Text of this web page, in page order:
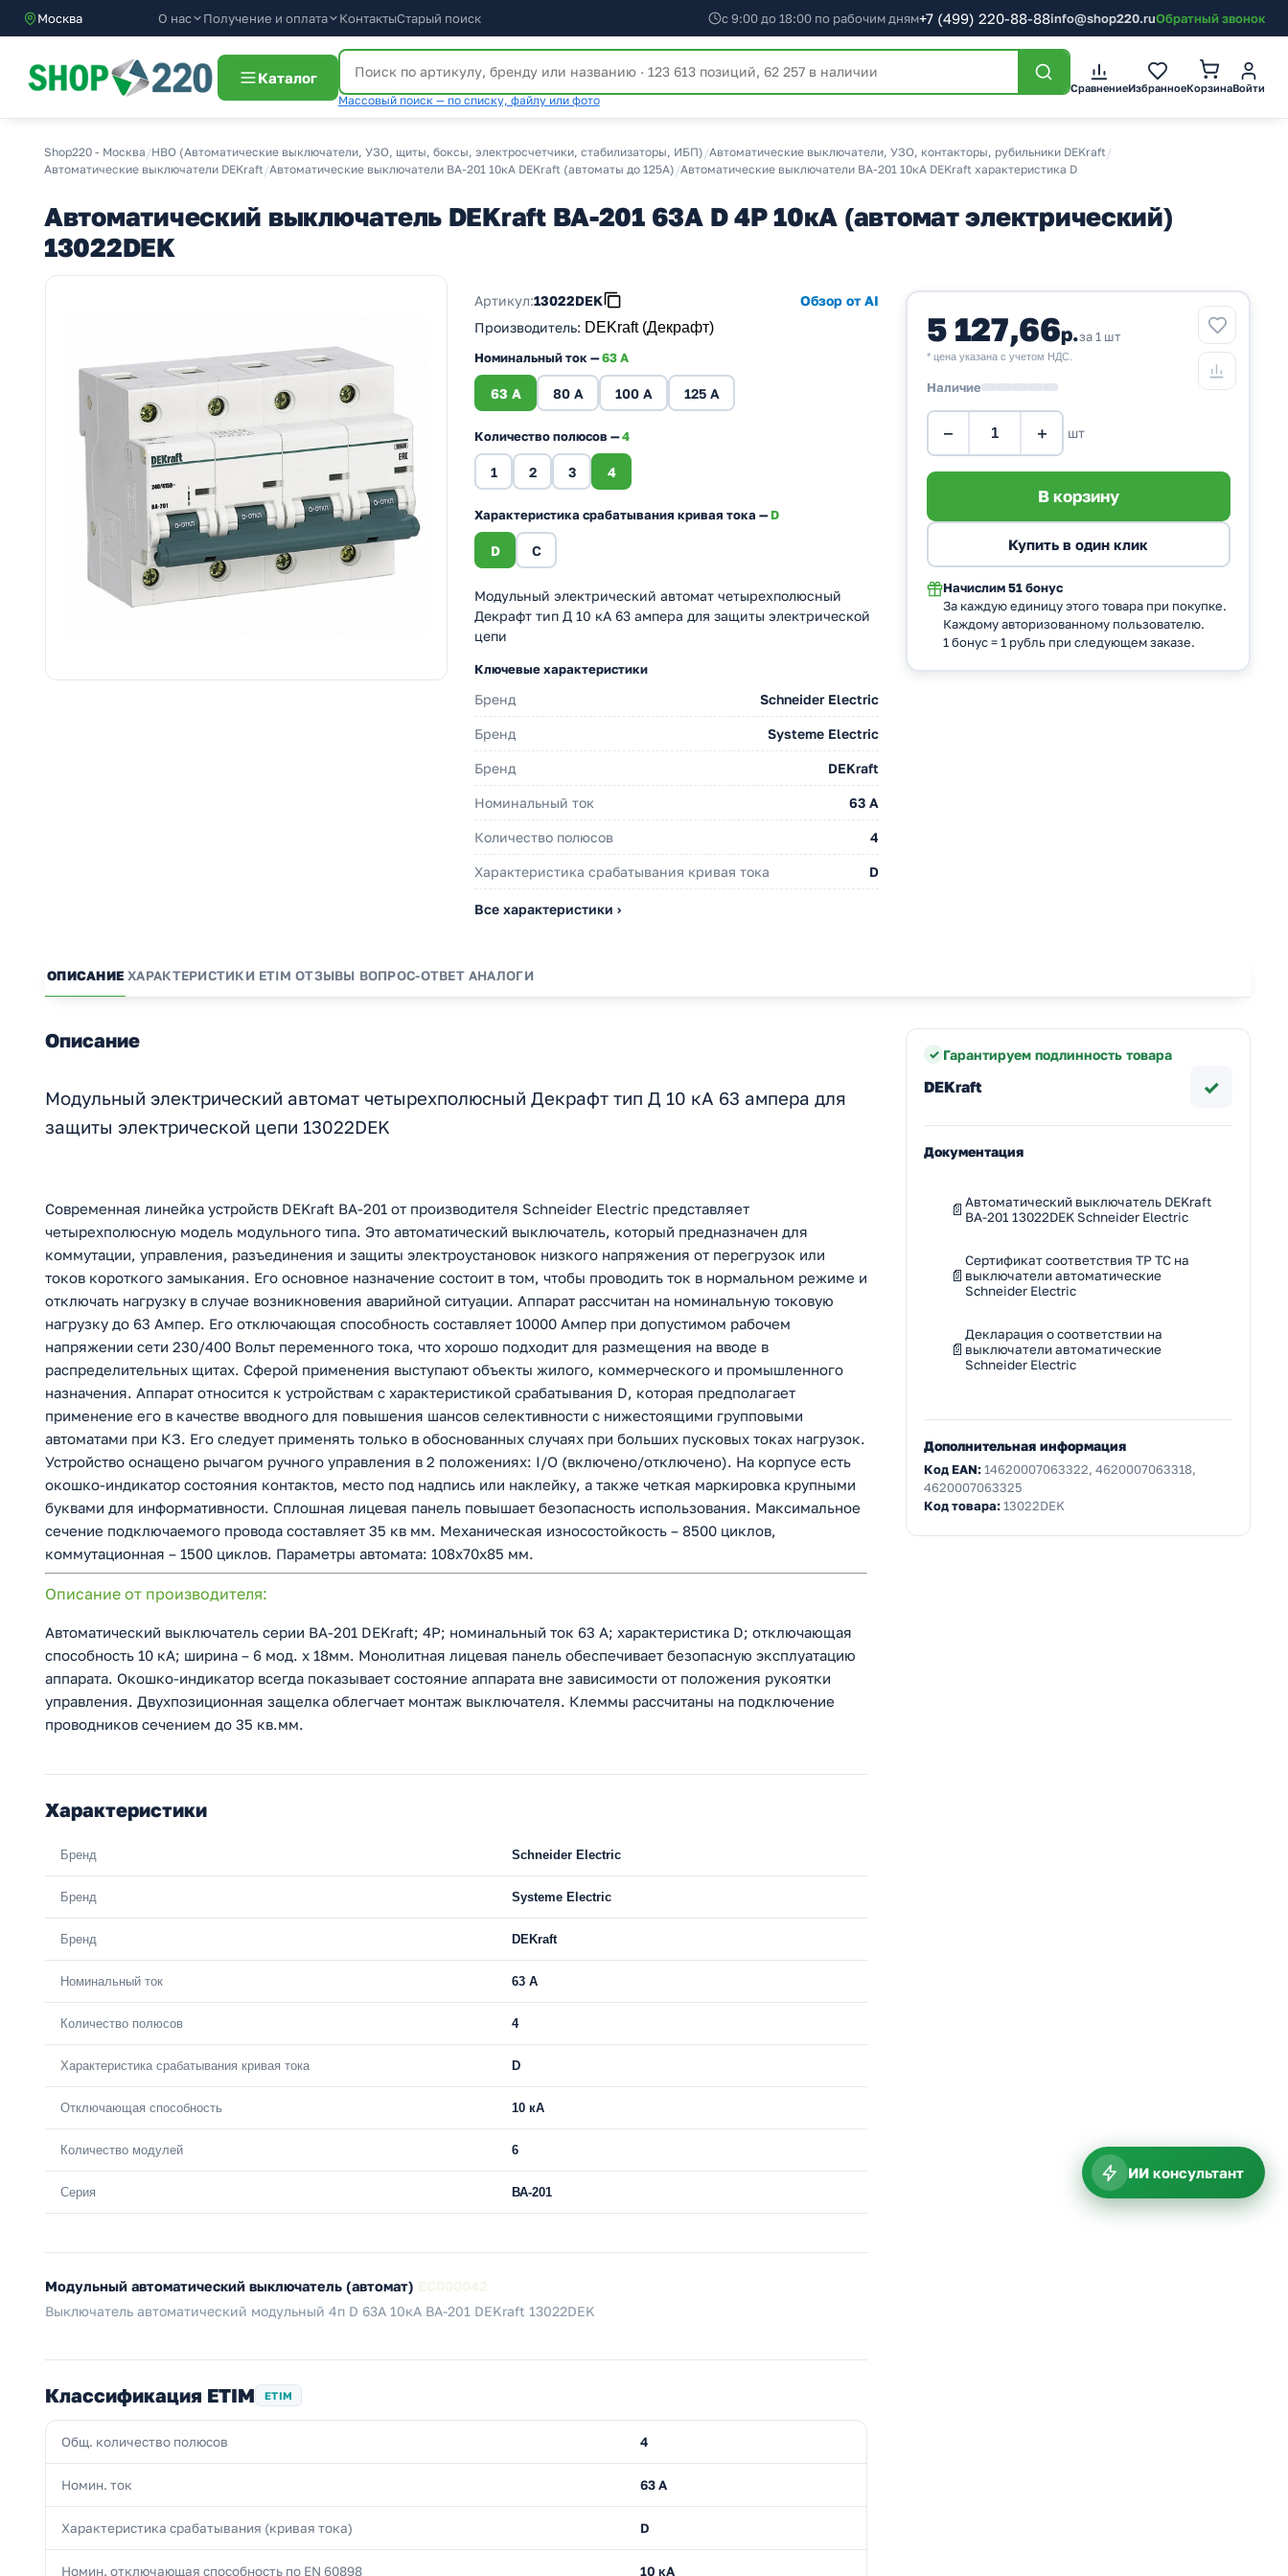
Москва О нас Получение и оплата КонтактыСтарый поиск с 9:00 до 18:00 по рабочим дням+7 (499) 220-88-88info@shop220.ruОбратный звонок
Каталог
Массовый поиск — по списку, файлу или фото
СравнениеИзбранноеКорзинаВойти
Shop220 - Москва /НВО (Автоматические выключатели, УЗО, щиты, боксы, электросчетчики, стабилизаторы, ИБП) /Автоматические выключатели, УЗО, контакторы, рубильники DEKraft/
Автоматические выключатели DEKraft/Автоматические выключатели ВА-201 10кА DEKraft (автоматы до 125А) /Автоматические выключатели ВА-201 10кА DEKraft характеристика D
Автоматический выключатель DEKraft ВА-201 63A D 4P 10кА (автомат электрический)
13022DEK
Артикул:13022DEK
Обзор от AI
Производитель: DEKraft (Декрафт)
Номинальный ток —63 A
63 A 80 A 100 A 125 A
Количество полюсов —4
1 2 3 4
Характеристика срабатывания кривая тока —D
D C
Модульный электрический автомат четырехполюсный
Декрафт тип Д 10 кА 63 ампера для защиты электрической
цепи
Ключевые характеристики
Бренд Schneider Electric
Бренд Systeme Electric
Бренд DEKraft
Номинальный ток 63 A
Количество полюсов 4
Характеристика срабатывания кривая тока D
Все характеристики ›
5 127,66р.за 1 шт
* цена указана с учетом НДС.
Наличие
− + шт
Начислим 51 бонус
За каждую единицу этого товара при покупке.
Каждому авторизованному пользователю.
1 бонус = 1 рубль при следующем заказе.
ОПИСАНИЕ ХАРАКТЕРИСТИКИ ETIM ОТЗЫВЫ ВОПРОС-ОТВЕТ АНАЛОГИ
Описание
Модульный электрический автомат четырехполюсный Декрафт тип Д 10 кА 63 ампера для
защиты электрической цепи 13022DEK
Современная линейка устройств DEKraft ВА-201 от производителя Schneider Electric представляет
четырехполюсную модель модульного типа. Это автоматический выключатель, который предназначен для
коммутации, управления, разъединения и защиты электроустановок низкого напряжения от перегрузок или
токов короткого замыкания. Его основное назначение состоит в том, чтобы проводить ток в нормальном режиме и
отключать нагрузку в случае возникновения аварийной ситуации. Аппарат рассчитан на номинальную токовую
нагрузку до 63 Ампер. Его отключающая способность составляет 10000 Ампер при допустимом рабочем
напряжении сети 230/400 Вольт переменного тока, что хорошо подходит для размещения на вводе в
распределительных щитах. Сферой применения выступают объекты жилого, коммерческого и промышленного
назначения. Аппарат относится к устройствам с характеристикой срабатывания D, которая предполагает
применение его в качестве вводного для повышения шансов селективности с нижестоящими групповыми
автоматами при КЗ. Его следует применять только в обоснованных случаях при больших пусковых токах нагрузок.
Устройство оснащено рычагом ручного управления в 2 положениях: I/O (включено/отключено). На корпусе есть
окошко-индикатор состояния контактов, место под надпись или наклейку, а также четкая маркировка крупными
буквами для информативности. Сплошная лицевая панель повышает безопасность использования. Максимальное
сечение подключаемого провода составляет 35 кв мм. Механическая износостойкость – 8500 циклов,
коммутационная – 1500 циклов. Параметры автомата: 108х70х85 мм.
Описание от производителя:
Автоматический выключатель серии ВА-201 DEKraft; 4P; номинальный ток 63 А; характеристика D; отключающая
способность 10 кА; ширина – 6 мод. х 18мм. Монолитная лицевая панель обеспечивает безопасную эксплуатацию
аппарата. Окошко-индикатор всегда показывает состояние аппарата вне зависимости от положения рукоятки
управления. Двухпозиционная защелка облегчает монтаж выключателя. Клеммы рассчитаны на подключение
проводников сечением до 35 кв.мм.
Характеристики
Бренд Schneider Electric
Бренд Systeme Electric
Бренд DEKraft
Номинальный ток 63 A
Количество полюсов 4
Характеристика срабатывания кривая тока D
Отключающая способность 10 кА
Количество модулей 6
Серия ВА-201
Модульный автоматический выключатель (автомат)
Выключатель автоматический модульный 4п D 63А 10кА ВА-201 DEKraft 13022DEK
Классификация ETIM ETIM
Общ. количество полюсов 4
Номин. ток 63 А
Характеристика срабатывания (кривая тока) D
Номин. отключающая способность по EN 60898 10 кА
Гарантируем подлинность товара
DEKraft ✓
Документация
Автоматический выключатель DEKraft
ВА-201 13022DEK Schneider Electric
Сертификат соответствия ТР ТС на
выключатели автоматические
Schneider Electric
Декларация о соответствии на
выключатели автоматические
Schneider Electric
Дополнительная информация
Код EAN:14620007063322, 4620007063318,
4620007063325
Код товара:13022DEK
ИИ консультант